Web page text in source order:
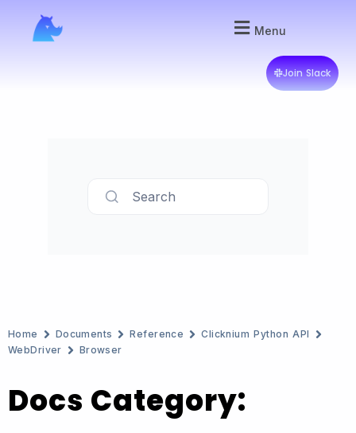
Menu
Join Slack
Search
Home Documents Reference
Clicknium Python API
WebDriver
Browser
Docs Category: